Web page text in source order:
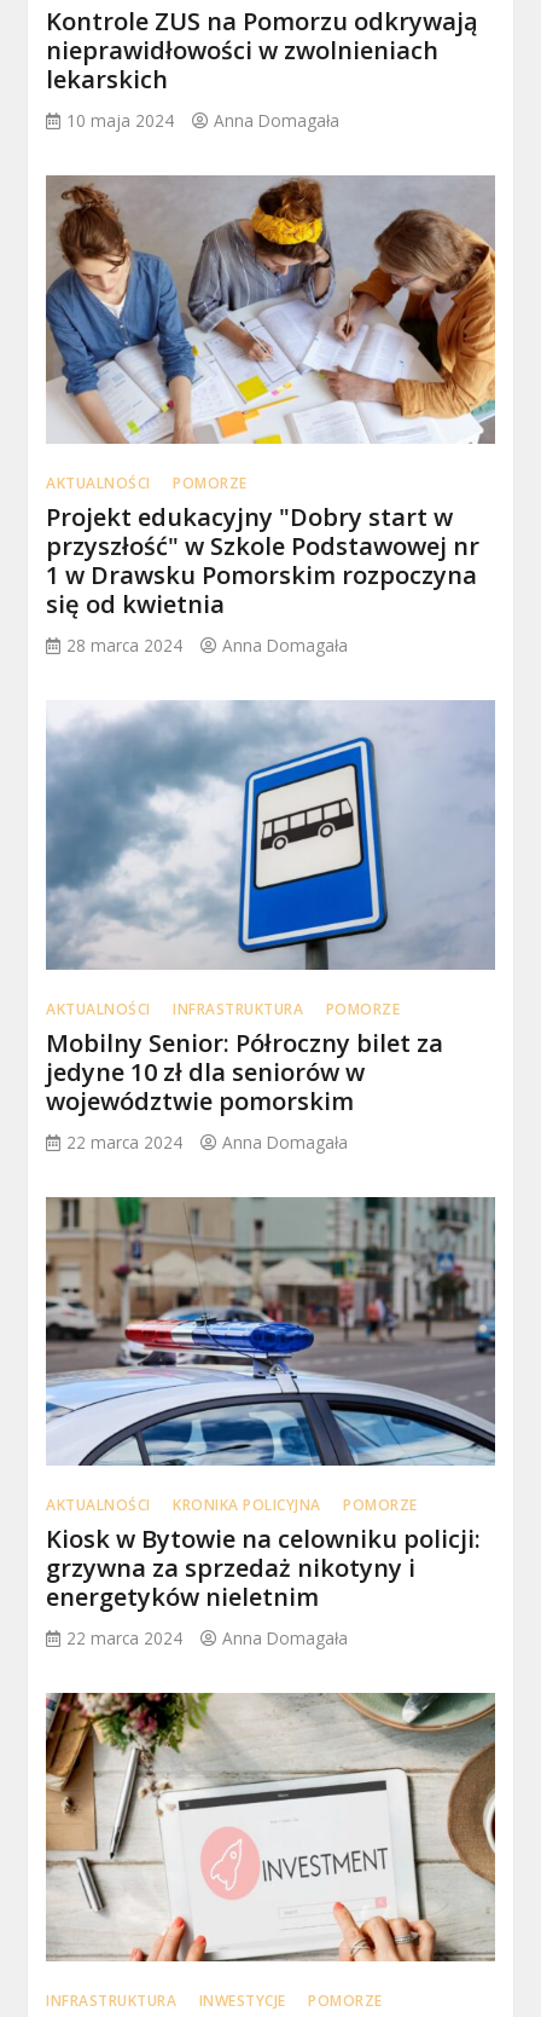
Kontrole ZUS na Pomorzu odkrywają
nieprawidłowości w zwolnieniach
lekarskich
10 maja 2024 Anna Domagała
AKTUALNOŚCI POMORZE
Projekt edukacyjny "Dobry start w
przyszłość" w Szkole Podstawowej nr
1 w Drawsku Pomorskim rozpoczyna
się od kwietnia
28 marca 2024 Anna Domagała
AKTUALNOŚCI INFRASTRUKTURA POMORZE
Mobilny Senior: Półroczny bilet za
jedyne 10 zł dla seniorów w
województwie pomorskim
22 marca 2024 Anna Domagała
AKTUALNOŚCI KRONIKA POLICYJNA POMORZE
Kiosk w Bytowie na celowniku policji:
grzywna za sprzedaż nikotyny i
energetyków nieletnim
22 marca 2024 Anna Domagała
INFRASTRUKTURA INWESTYCJE POMORZE